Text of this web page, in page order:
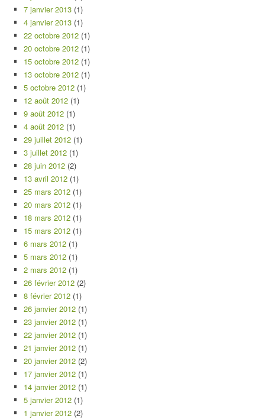
7 janvier 2013 (1)
4 janvier 2013 (1)
22 octobre 2012 (1)
20 octobre 2012 (1)
15 octobre 2012 (1)
13 octobre 2012 (1)
5 octobre 2012 (1)
12 août 2012 (1)
9 août 2012 (1)
4 août 2012 (1)
29 juillet 2012 (1)
3 juillet 2012 (1)
28 juin 2012 (2)
13 avril 2012 (1)
25 mars 2012 (1)
20 mars 2012 (1)
18 mars 2012 (1)
15 mars 2012 (1)
6 mars 2012 (1)
5 mars 2012 (1)
2 mars 2012 (1)
26 février 2012 (2)
8 février 2012 (1)
26 janvier 2012 (1)
23 janvier 2012 (1)
22 janvier 2012 (1)
21 janvier 2012 (1)
20 janvier 2012 (2)
17 janvier 2012 (1)
14 janvier 2012 (1)
5 janvier 2012 (1)
1 janvier 2012 (2)